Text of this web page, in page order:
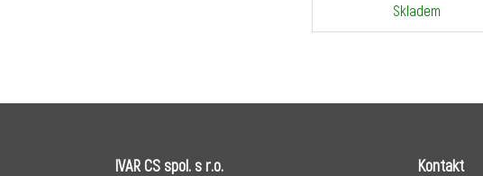
Skladem
IVAR CS spol. s r.o. Kontakt